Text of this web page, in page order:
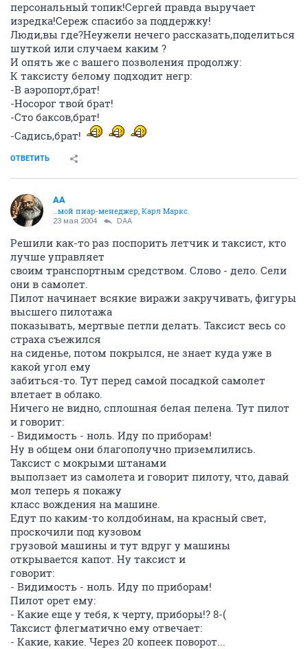
персональный топик!Сергей правда выручает
изредка!Сереж спасибо за поддержку!
Люди,вы где?Неужели нечего рассказать,поделиться
шуткой или случаем каким ?
И опять же с вашего позволения продолжу:
К таксисту белому подходит негр:
-В аэропорт,брат!
-Носорог твой брат!
-Сто баксов,брат!
-Садись,брат!
ОТВЕТИТЬ
AA
…мой пиар-менеджер, Карл Маркс.
23 мая 2004 DAA
Решили как-то раз поспорить летчик и таксист, кто
лучше управляет
своим транспортным средством. Слово - дело. Сели
они в самолет.
Пилот начинает всякие виражи закручивать, фигуры
высшего пилотажа
показывать, мертвые петли делать. Таксист весь со
страха съежился
на сиденье, потом покрылся, не знает куда уже в
какой угол ему
забиться-то. Тут перед самой посадкой самолет
влетает в облако.
Ничего не видно, сплошная белая пелена. Тут пилот
и говорит:
- Видимость - ноль. Иду по приборам!
Ну в общем они благополучно приземлились.
Таксист с мокрыми штанами
выползает из самолета и говорит пилоту, что, давай
мол теперь я покажу
класс вождения на машине.
Едут по каким-то колдобинам, на красный свет,
проскочили под кузовом
грузовой машины и тут вдруг у машины
открывается капот. Ну таксист и
говорит:
- Видимость - ноль. Иду по приборам!
Пилот орет ему:
- Какие еще у тебя, к черту, приборы!? 8-(
Таксист флегматично ему отвечает:
- Какие, какие. Через 20 копеек поворот...